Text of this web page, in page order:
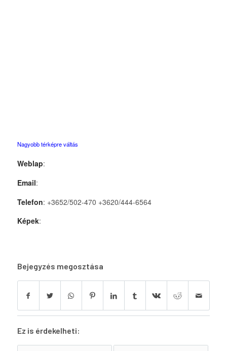
Nagyobb térképre váltás
Weblap:
Email:
Telefon: +3652/502-470 +3620/444-6564
Képek:
Bejegyzés megosztása
Ez is érdekelheti: